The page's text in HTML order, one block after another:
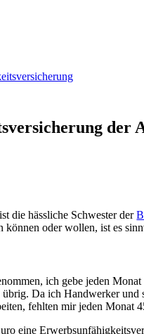
der
ist die hässliche Schwester der
oder wollen, ist es
ich gebe jeden
Da ich Handwerker
fehlten mir jeden Monat
eine